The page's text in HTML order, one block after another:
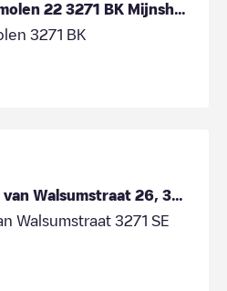
NLD Laan van Westmolen 22 3271 BK Mijnsheerenland
3271 BK
NLD, Burgemeester van Walsumstraat 26, 3271SE Mijnsheerenland
Walsumstraat 3271 SE